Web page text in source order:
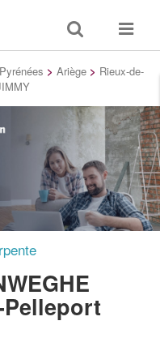
Toggle
search
Toggle
> Ariège > Rieux-de-